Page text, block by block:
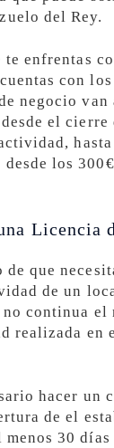
del Rey.
te enfrentas
con
negocio van
el cierre
hasta
los
Licencia
de que
de un
continua el
realizada en
hacer un
de el
menos 30